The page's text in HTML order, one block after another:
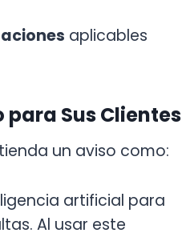
aplicables
para Sus Clientes
un aviso como:
artificial para
Al usar este